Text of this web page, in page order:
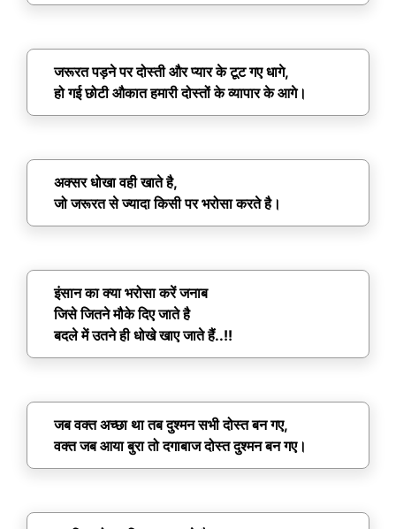
जरूरत पड़ने पर दोस्ती और प्यार के टूट गए धागे,
हो गई छोटी औकात हमारी दोस्तों के व्यापार के आगे।
अक्सर धोखा वही खाते है,
जो जरूरत से ज्यादा किसी पर भरोसा करते है।
इंसान का क्या भरोसा करें जनाब
जिसे जितने मौके दिए जाते है
बदले में उतने ही धोखे खाए जाते हैं..!!
जब वक्त अच्छा था तब दुश्मन सभी दोस्त बन गए,
वक्त जब आया बुरा तो दगाबाज दोस्त दुश्मन बन गए।